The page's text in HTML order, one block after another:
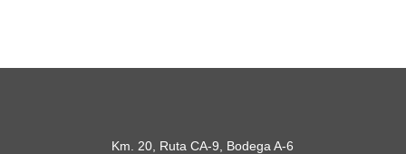
Km. 20, Ruta CA-9, Bodega A-6